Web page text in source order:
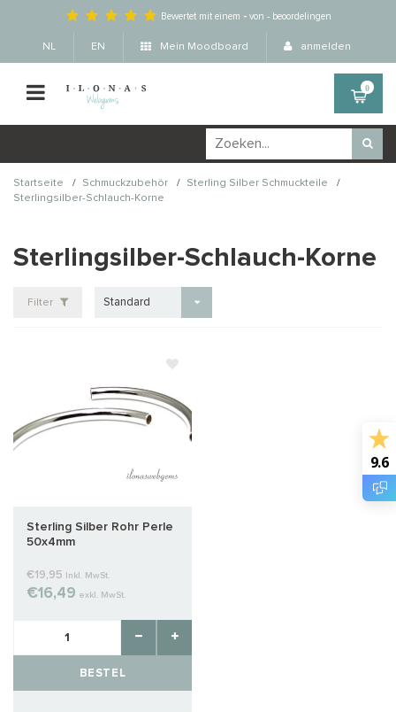
Bewertet mit einem - von - beoordelingen
NL EN Mein Moodboard anmelden
0
Startseite / Schmuckzubehör / Sterling Silber Schmuckteile
/
Sterlingsilber-Schlauch-Korne
Sterlingsilber-Schlauch-Korne
Filter Standard
Sterling Silber Rohr Perle
50x4mm
€19,95 Inkl. MwSt.
€16,49 exkl. MwSt.
BESTEL
9.6